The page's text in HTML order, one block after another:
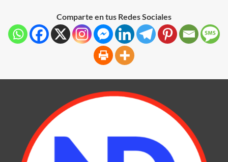
Comparte en tus Redes Sociales